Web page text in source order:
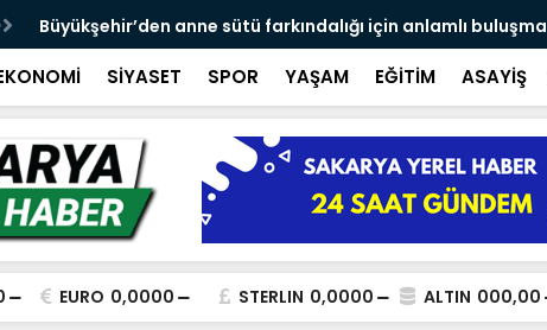
Büyükşehir’den anne sütü farkındalığı için anlamlı buluşma
SİYASET SPOR YAŞAM EĞİTİM ASAYİŞ
EURO 0,0000 STERLIN 0,0000 ALTIN 000,00